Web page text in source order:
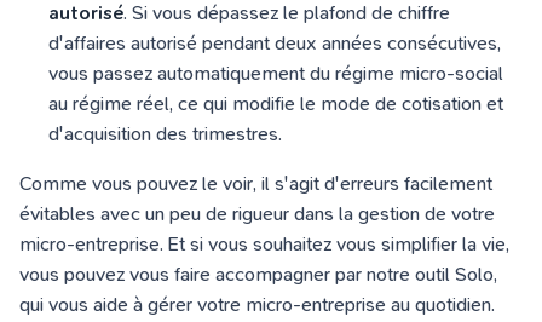
autorisé. Si vous dépassez le plafond de chiffre
d'affaires autorisé pendant deux années consécutives,
vous passez automatiquement du régime micro-social
au régime réel, ce qui modifie le mode de cotisation et
d'acquisition des trimestres.
Comme vous pouvez le voir, il s'agit d'erreurs facilement
évitables avec un peu de rigueur dans la gestion de votre
micro-entreprise. Et si vous souhaitez vous simplifier la vie,
vous pouvez vous faire accompagner par notre outil Solo,
qui vous aide à gérer votre micro-entreprise au quotidien.